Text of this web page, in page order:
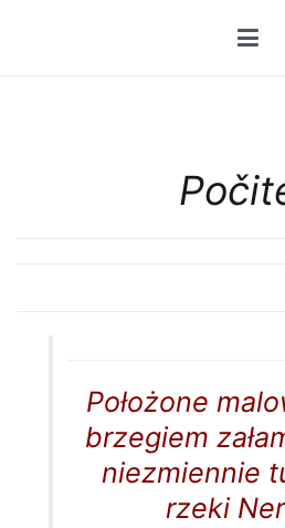
Położone
brzegiem
niezmiennie
rzeki